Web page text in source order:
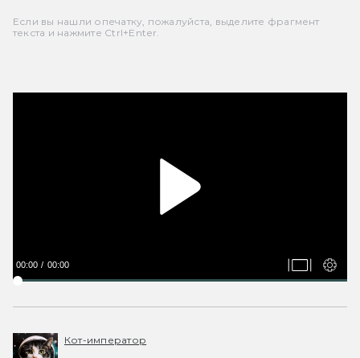
Если вы нашли опечатку, пожалуйста, выделите фрагмент
текста и нажмите Ctrl+Enter.
00:00 00:00
Кот-император